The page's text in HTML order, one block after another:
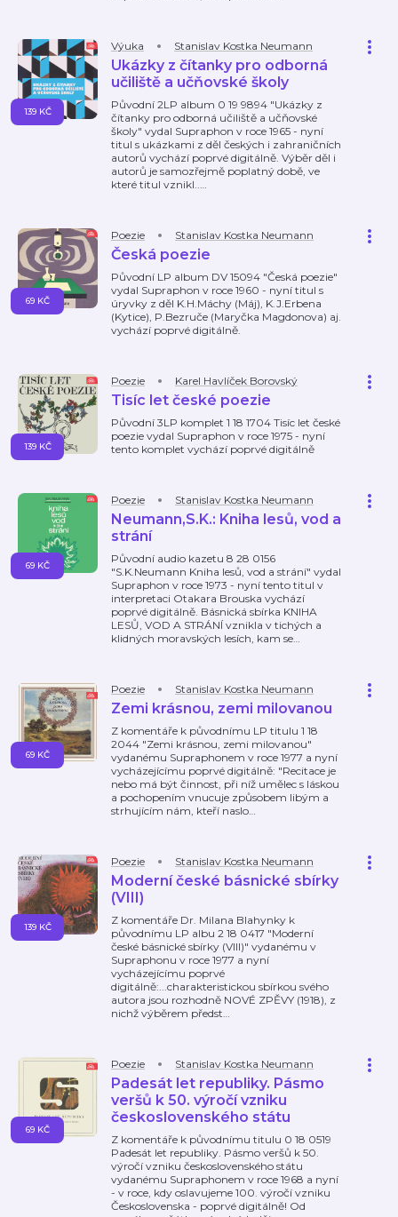
Výuka Stanislav Kostka Neumann
Ukázky z čítanky pro odborná
učiliště a učňovské školy
Původní 2LP album 0 19 9894 "Ukázky z
čítanky pro odborná učiliště a učňovské
školy" vydal Supraphon v roce 1965 - nyní
titul s ukázkami z děl českých i zahraničních
autorů vychází poprvé digitálně. Výběr děl i
autorů je samozřejmě poplatný době, ve
které titul vznikl..…
139 KČ
Poezie Stanislav Kostka Neumann
Česká poezie
Původní LP album DV 15094 "Česká poezie"
vydal Supraphon v roce 1960 - nyní titul s
úryvky z děl K.H.Máchy (Máj), K.J.Erbena
(Kytice), P.Bezruče (Maryčka Magdonova) aj.
vychází poprvé digitálně.
69 KČ
Poezie Karel Havlíček Borovský
Tisíc let české poezie
Původní 3LP komplet 1 18 1704 Tisíc let české
poezie vydal Supraphon v roce 1975 - nyní
tento komplet vychází poprvé digitálně
139 KČ
Poezie Stanislav Kostka Neumann
Neumann,S.K.: Kniha lesů, vod a
strání
Původní audio kazetu 8 28 0156
"S.K.Neumann Kniha lesů, vod a strání" vydal
Supraphon v roce 1973 - nyní tento titul v
interpretaci Otakara Brouska vychází
poprvé digitálně. Básnická sbírka KNIHA
LESŮ, VOD A STRÁNÍ vznikla v tichých a
klidných moravských lesích, kam se…
69 KČ
Poezie Stanislav Kostka Neumann
Zemi krásnou, zemi milovanou
Z komentáře k původnímu LP titulu 1 18
2044 "Zemi krásnou, zemi milovanou"
vydanému Supraphonem v roce 1977 a nyní
vycházejícímu poprvé digitálně: "Recitace je
nebo má být činnost, při níž umělec s láskou
a pochopením vnucuje způsobem libým a
strhujícím nám, kteří naslo…
69 KČ
Poezie Stanislav Kostka Neumann
Moderní české básnické sbírky
(VIII)
Z komentáře Dr. Milana Blahynky k
původnímu LP albu 2 18 0417 "Moderní
české básnické sbírky (VIII)" vydanému v
Supraphonu v roce 1977 a nyní
vycházejícímu poprvé
digitálně:...charakteristickou sbírkou svého
autora jsou rozhodně NOVÉ ZPĚVY (1918), z
nichž výběrem předst…
139 KČ
Poezie Stanislav Kostka Neumann
Padesát let republiky. Pásmo
veršů k 50. výročí vzniku
československého státu
Z komentáře k původnímu titulu 0 18 0519
Padesát let republiky. Pásmo veršů k 50.
výročí vzniku československého státu
vydanému Supraphonem v roce 1968 a nyní
- v roce, kdy oslavujeme 100. výročí vzniku
Československa - poprvé digitálně! Od
69 KČ